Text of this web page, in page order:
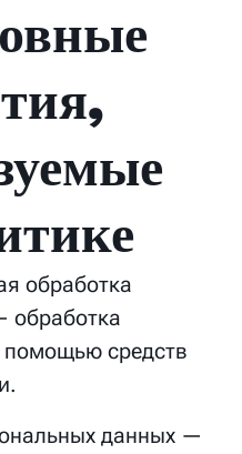
обработка
обработка
помощью средств
данных —